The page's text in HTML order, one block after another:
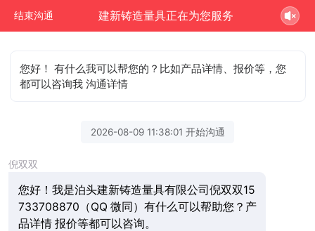
结束沟通 建新铸造量具正在为您服务
您好！ 有什么我可以帮您的？比如产品详情、报价等，您
都可以咨询我 沟通详情
2026-08-09 11:38:01 开始沟通
倪双双
您好！我是泊头建新铸造量具有限公司倪双双15
733708870（QQ 微同）有什么可以帮助您？产
品详情 报价等都可以咨询。